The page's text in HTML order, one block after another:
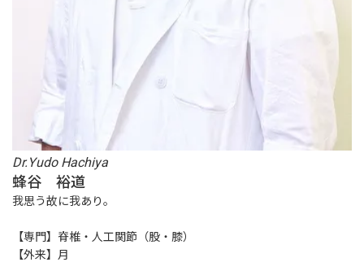
土曜午後、日曜、祝日はお休みをいただいております
Dr.Yudo Hachiya
蜂谷 裕道
我思う故に我あり。
【専門】脊椎・人工関節（股・膝）
【外来】月